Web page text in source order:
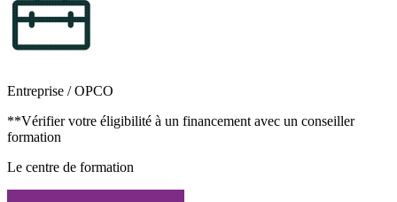
Entreprise / OPCO
**Vérifier votre éligibilité à un financement avec un conseiller
formation
Le centre de formation